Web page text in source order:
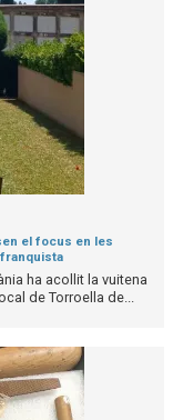
el focus en les
ha acollit la vuitena
de Torroella de...